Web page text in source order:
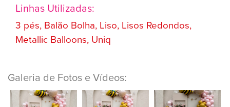
Linhas Utilizadas:
3 pés, Balão Bolha, Liso, Lisos Redondos,
Metallic Balloons, Uniq
Galeria de Fotos e Vídeos: